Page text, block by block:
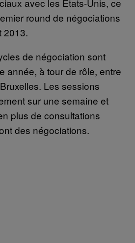
round de négociations
2013.
de négociation sont
année, à tour de rôle, entre
Les sessions
sur une semaine et
plus de consultations
des négociations.